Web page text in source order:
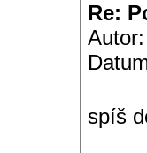
Re:
Autor:
spíš